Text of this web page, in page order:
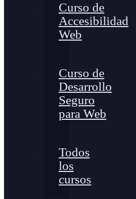
Curso de
Accesibilidad
Web
Curso de
Desarrollo
Seguro
para Web
Todos
los
cursos